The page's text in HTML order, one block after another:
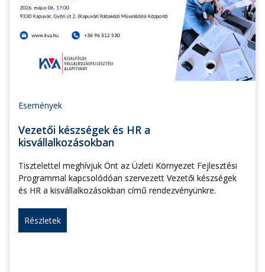
Események
Vezetői készségek és HR a
kisvállalkozásokban
Tisztelettel meghívjuk Önt az Üzleti Környezet Fejlesztési
Programmal kapcsolódóan szervezett Vezetői készségek
és HR a kisvállalkozásokban című rendezvényünkre.
Részletek